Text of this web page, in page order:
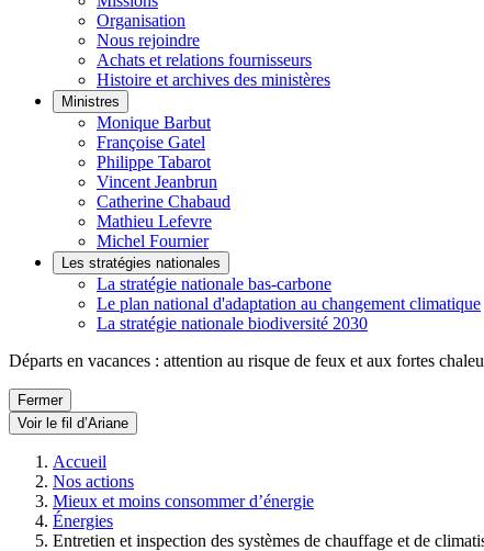
Organisation
Nous rejoindre
Achats et relations fournisseurs
Histoire et archives des ministères
Ministres
Monique Barbut
Françoise Gatel
Philippe Tabarot
Vincent Jeanbrun
Catherine Chabaud
Mathieu Lefevre
Michel Fournier
Les stratégies nationales
La stratégie nationale bas-carbone
Le plan national d'adaptation au changement climatique
La stratégie nationale biodiversité 2030
Départs en vacances : attention au risque de feux et aux fortes
Fermer
Voir le fil d’Ariane
Accueil
Nos actions
Mieux et moins consommer d’énergie
Énergies
Entretien et inspection des systèmes de chauffage et de